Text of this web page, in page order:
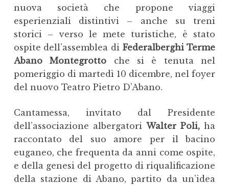
nuova società che propone viaggi
esperienziali distintivi – anche su treni
storici – verso le mete turistiche, è stato
ospite dell’assemblea di Federalberghi Terme
Abano Montegrotto che si è tenuta nel
pomeriggio di martedì 10 dicembre, nel foyer
del nuovo Teatro Pietro D’Abano.
Cantamessa, invitato dal Presidente
dell’associazione albergatori Walter Poli, ha
raccontato del suo amore per il bacino
euganeo, che frequenta da anni come ospite,
e della genesi del progetto di riqualificazione
della stazione di Abano, partito da un’idea